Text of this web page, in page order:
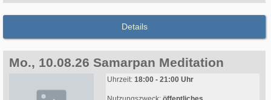
Details
Mo., 10.08.26 Samarpan Meditation
Uhrzeit: 18:00 - 21:00 Uhr